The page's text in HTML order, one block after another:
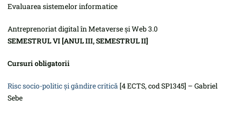
Evaluarea sistemelor informatice
Antreprenoriat digital în Metaverse și Web 3.0
SEMESTRUL VI [ANUL III, SEMESTRUL II]
Cursuri obligatorii
Risc socio-politic şi gândire critică [4 ECTS, cod SP1345] – Gabriel
Sebe